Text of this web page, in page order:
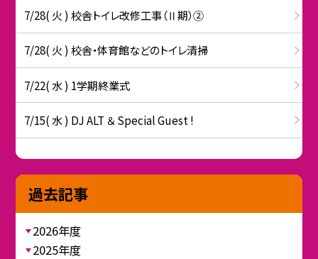
7/28( 火 ) 校舎トイレ改修工事（Ⅱ期）②
7/28( 火 ) 校舎・体育館などのトイレ清掃
7/22( 水 ) 1学期終業式
7/15( 水 ) DJ ALT ＆ Special Guest !
過去記事
2026年度
2025年度